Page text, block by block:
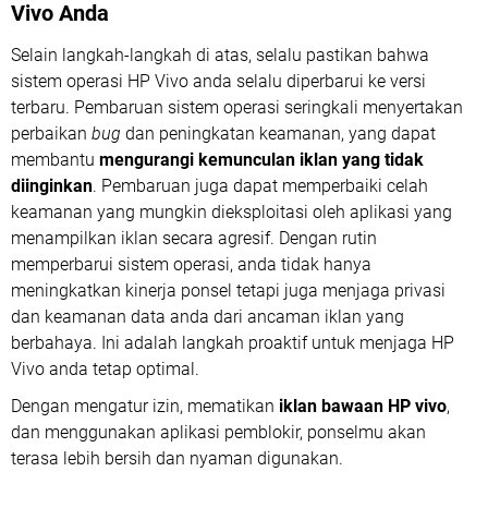
Vivo Anda
Selain langkah-langkah di atas, selalu pastikan bahwa
sistem operasi HP Vivo anda selalu diperbarui ke versi
terbaru. Pembaruan sistem operasi seringkali menyertakan
perbaikan bug dan peningkatan keamanan, yang dapat
membantu mengurangi kemunculan iklan yang tidak
diinginkan. Pembaruan juga dapat memperbaiki celah
keamanan yang mungkin dieksploitasi oleh aplikasi yang
menampilkan iklan secara agresif. Dengan rutin
memperbarui sistem operasi, anda tidak hanya
meningkatkan kinerja ponsel tetapi juga menjaga privasi
dan keamanan data anda dari ancaman iklan yang
berbahaya. Ini adalah langkah proaktif untuk menjaga HP
Vivo anda tetap optimal.
Dengan mengatur izin, mematikan iklan bawaan HP vivo,
dan menggunakan aplikasi pemblokir, ponselmu akan
terasa lebih bersih dan nyaman digunakan.